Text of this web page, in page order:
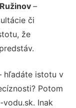
–
či
že
hľadáte istotu v
Potom
vodu.sk. Inak